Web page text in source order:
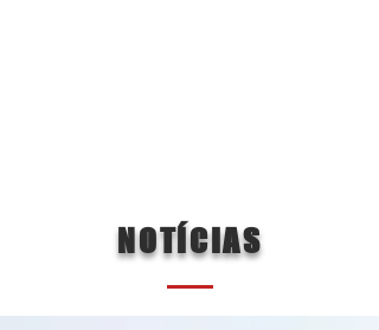
NOTÍCIAS